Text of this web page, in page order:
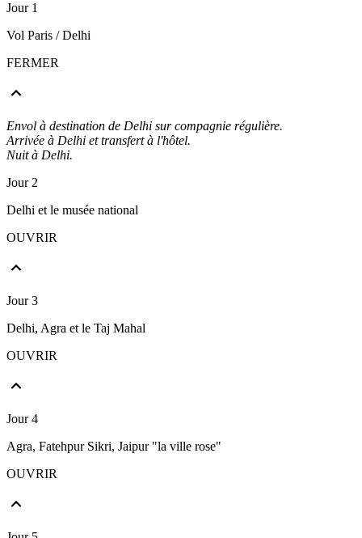
Jour 1
Vol Paris / Delhi
FERMER
Envol à destination de Delhi sur compagnie régulière.
Arrivée à Delhi et transfert à l'hôtel.
Nuit à Delhi.
Jour 2
Delhi et le musée national
OUVRIR
Jour 3
Delhi, Agra et le Taj Mahal
OUVRIR
Jour 4
Agra, Fatehpur Sikri, Jaipur "la ville rose"
OUVRIR